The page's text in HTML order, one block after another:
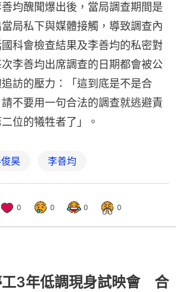
均醜聞爆出後，當局調查期間是
局私下與媒體接觸，導致調查內
科會檢查結果及李善均的私密對
李善均出席調查的日期都會被公
訪的壓力：「這到底是不是合
不要用一句合法的調查就逃避責
位的犧牲者了」。
昊 李善均
0 0 0 0
工3年低調現身試映會 合